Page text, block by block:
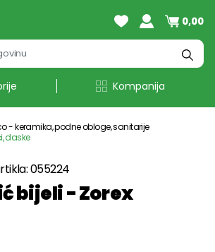
0,00
Kompanija
- keramika, podne obloge, sanitarije
daske
055224
bijeli - Zorex